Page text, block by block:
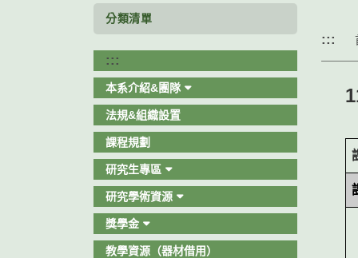
分類清單
:::
本系介紹&團隊
法規&組織設置
課程規劃
研究生專區
研究學術資源
獎學金
教學資源（器材借用）
:::